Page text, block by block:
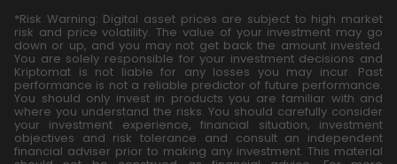
*Risk Warning: Digital asset prices are subject to high market
risk and price volatility. The value of your investment may go
down or up, and you may not get back the amount invested.
You are solely responsible for your investment decisions and
Kriptomat is not liable for any losses you may incur. Past
performance is not a reliable predictor of future performance.
You should only invest in products you are familiar with and
where you understand the risks. You should carefully consider
your investment experience, financial situation, investment
objectives and risk tolerance and consult an independent
financial adviser prior to making any investment. This material